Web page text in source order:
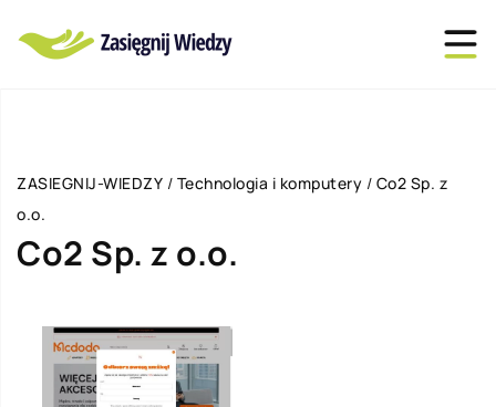
ZASIEGNIJ-WIEDZY / Technologia i komputery / Co2 Sp. z
o.o.
Co2 Sp. z o.o.